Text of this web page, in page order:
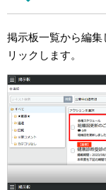
掲示板一覧から編
リックします。